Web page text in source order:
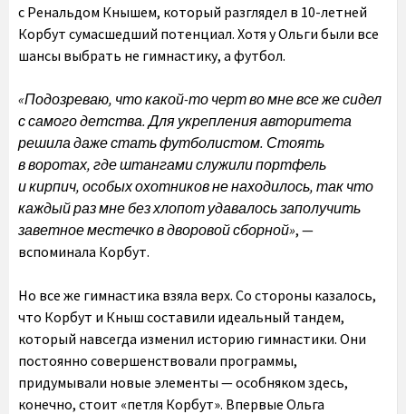
с Ренальдом Кнышем, который разглядел в 10-летней
Корбут сумасшедший потенциал. Хотя у Ольги были все
шансы выбрать не гимнастику, а футбол.
«Подозреваю, что какой-то черт во мне все же сидел
с самого детства. Для укрепления авторитета
решила даже стать футболистом. Стоять
в воротах, где штангами служили портфель
и кирпич, особых охотников не находилось, так что
каждый раз мне без хлопот удавалось заполучить
заветное местечко в дворовой сборной», —
вспоминала Корбут.
Но все же гимнастика взяла верх. Со стороны казалось,
что Корбут и Кныш составили идеальный тандем,
который навсегда изменил историю гимнастики. Они
постоянно совершенствовали программы,
придумывали новые элементы — особняком здесь,
конечно, стоит «петля Корбут». Впервые Ольга